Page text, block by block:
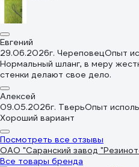
Евгений
29.06.2026г. ЧереповецОпыт
Нормальный шланг, в меру
стенки делают свое дело.
Алексей
09.05.2026г. ТверьОпыт
Хороший вариант
Посмотреть все отзывы
ОАО "Саранский завод
Все товары бренда